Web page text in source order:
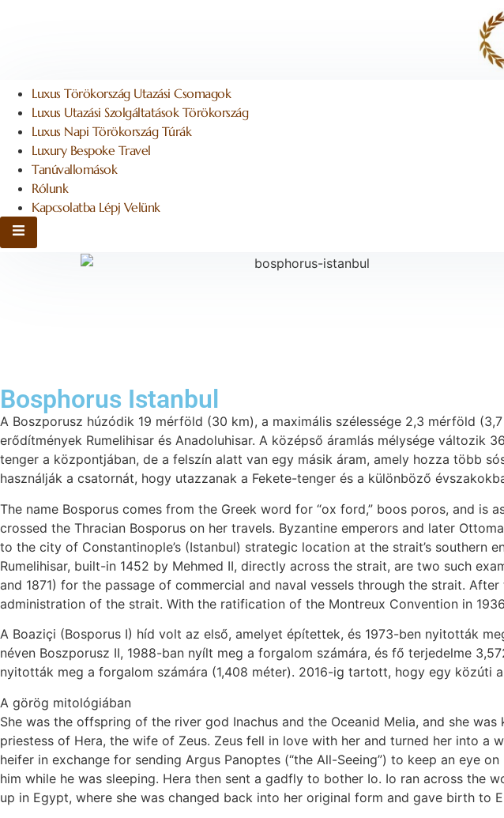
Luxus Törökország Utazási Csomagok
Luxus Utazási Szolgáltatások Törökország
Luxus Napi Törökország Túrák
Luxury Bespoke Travel
Tanúvallomások
Rólunk
Kapcsolatba Lépj Velünk
Hamburger Toggle menü
Bosphorus Istanbul
A Boszporusz húzódik 19 mérföld (30 km), a maximális szélessége 2,3 mérföld
erődítmények Rumelihisar és Anadoluhisar. A középső áramlás mélysége változik
tenger a központjában, de a felszín alatt van egy másik áram, amely hozza több
használják a csatornát, hogy utazzanak a Fekete-tenger és a különböző
The name Bosporus comes from the Greek word for “ox ford,” boos poros, and
crossed the Thracian Bosporus on her travels. Byzantine emperors and later
to the city of Constantinople’s (Istanbul) strategic location at the strait’s southern
Rumelihisar, built-in 1452 by Mehmed II, directly across the strait, are two such
and 1871) for the passage of commercial and naval vessels through the strait.
administration of the strait. With the ratification of the Montreux Convention in
A Boaziçi (Bosporus I) híd volt az első, amelyet építettek, és 1973-ben nyitották
néven Boszporusz II, 1988-ban nyílt meg a forgalom számára, és fő terjedelme
nyitották meg a forgalom számára (1,408 méter). 2016-ig tartott, hogy egy
A görög mitológiában
She was the offspring of the river god Inachus and the Oceanid Melia, and she
priestess of Hera, the wife of Zeus. Zeus fell in love with her and turned her into a
heifer in exchange for sending Argus Panoptes (“the All-Seeing”) to keep an eye
him while he was sleeping. Hera then sent a gadfly to bother Io. Io ran across the
up in Egypt, where she was changed back into her original form and gave birth to